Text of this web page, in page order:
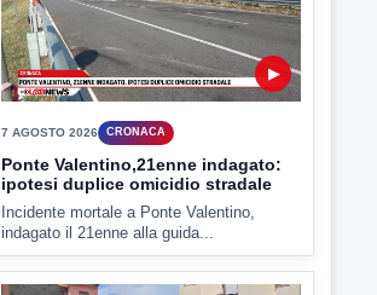
7 AGOSTO 2026 CRONACA
Malore o aggressione? Sarà
Adriana